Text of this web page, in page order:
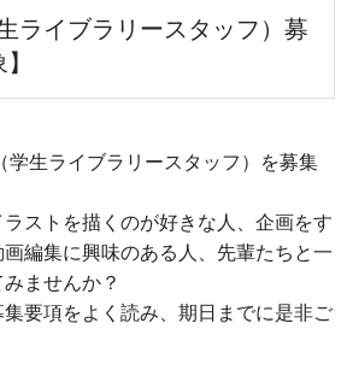
ライブラリースタッフ）募
学生ライブラリースタッフ）を募集
ストを描くのが好きな人、企画をす
編集に興味のある人、先輩たちと一
ませんか？
要項をよく読み、期日までに是非ご